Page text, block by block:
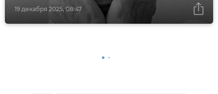
19 декабря 2025, 08:47